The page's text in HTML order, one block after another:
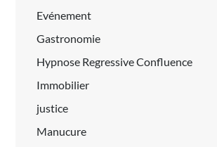
Evénement
Gastronomie
Hypnose Regressive Confluence
Immobilier
justice
Manucure